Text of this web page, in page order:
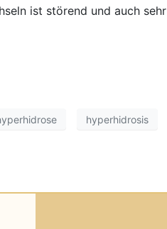
ist störend und auch
hyperhidrosis